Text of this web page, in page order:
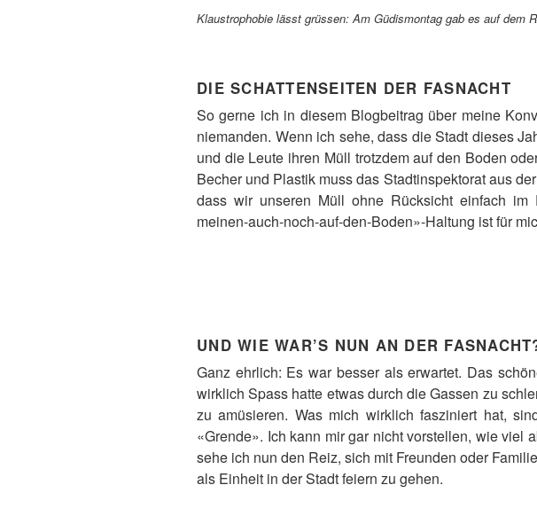
Klaustrophobie lässt grüssen: Am Güdismontag gab es auf dem
DIE SCHATTENSEITEN DER FASNACHT
So gerne ich in diesem Blogbeitrag über meine
niemanden. Wenn ich sehe, dass die Stadt dieses
und die Leute ihren Müll trotzdem auf den Boden
Becher und Plastik muss das Stadtinspektorat aus
dass wir unseren Müll ohne Rücksicht einfach im
meinen-auch-noch-auf-den-Boden»-Haltung ist für
UND WIE WAR’S NUN AN DER
Ganz ehrlich: Es war besser als erwartet. Das
wirklich Spass hatte etwas durch die Gassen zu
zu amüsieren. Was mich wirklich fasziniert hat,
«Grende». Ich kann mir gar nicht vorstellen, wie viel
sehe ich nun den Reiz, sich mit Freunden oder
als Einheit in der Stadt feiern zu gehen.